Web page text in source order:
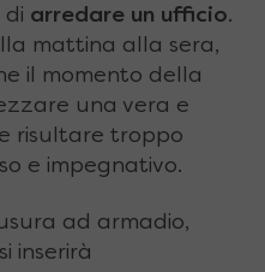
di arredare un ufficio.
mattina alla sera,
il momento della
una vera e
risultare troppo
e impegnativo.
ad armadio,
inserirà